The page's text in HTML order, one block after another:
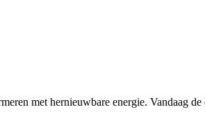
met hernieuwbare energie. Vandaag